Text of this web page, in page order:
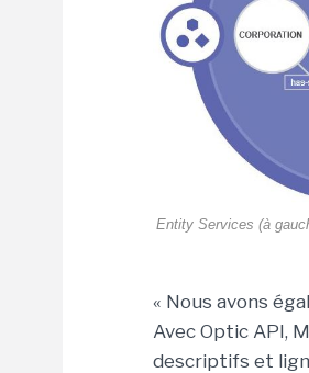
Entity Services (à
« Nous avons
Avec Optic API,
descriptifs et